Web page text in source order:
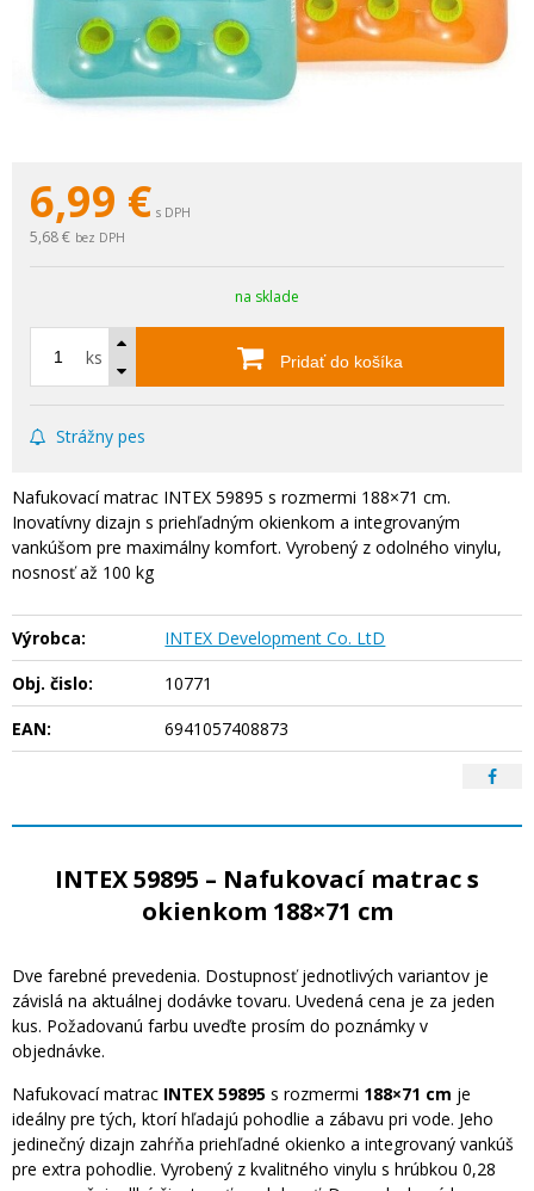
6,99 € s DPH
5,68 € bez DPH
na sklade
ks Pridať do košíka
Strážny pes
Nafukovací matrac INTEX 59895 s rozmermi 188×71 cm.
Inovatívny dizajn s priehľadným okienkom a integrovaným
vankúšom pre maximálny komfort. Vyrobený z odolného vinylu,
nosnosť až 100 kg
Výrobca:
INTEX Development Co. LtD
Obj. čislo:
10771
EAN:
6941057408873
INTEX 59895 – Nafukovací matrac s
okienkom 188×71 cm
Dve farebné prevedenia. Dostupnosť jednotlivých variantov je
závislá na aktuálnej dodávke tovaru. Uvedená cena je za jeden
kus. Požadovanú farbu uveďte prosím do poznámky v
objednávke.
Nafukovací matrac INTEX 59895 s rozmermi 188×71 cm je
ideálny pre tých, ktorí hľadajú pohodlie a zábavu pri vode. Jeho
jedinečný dizajn zahŕňa priehľadné okienko a integrovaný vankúš
pre extra pohodlie. Vyrobený z kvalitného vinylu s hrúbkou 0,28